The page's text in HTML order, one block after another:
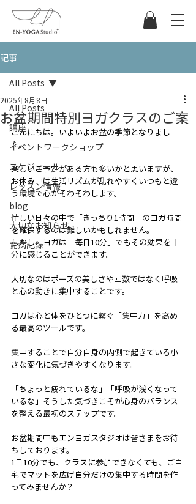
記事
All Posts
講座
イベントワークショップ
スケジュール
レッスン情報
blog
大切なお知らせ
闘病記録
All Posts
お盆期間特別ヨガクラスのご案
2025年8月8日
こんにちは。いよいよお盆の季節となりまし
た。
楽しいご予定がある方も多いかと思いますが、
お休み中は生活リズムが乱れやすくいつもと違
う環境で心がそわそわします。
忙しい日々の中で「きっちり1時間」のヨガ時間
を確保するのは難しいかもしれません。
しかし、ヨガは「毎日10分」でもその効果を十
分に感じることができます。
大切なのはポーズの美しさや回数ではなく呼吸
と心の動きに集中することです。
ヨガは心と体をひとつに繋ぐ「集中力」を高め
る最高のツールです。
集中することで自分自身の内側で起きている小
さな変化に気づきやすくなります。
「ちょっと疲れているな」「呼吸が浅くなって
いるな」そうした気づきこそが心身のバランス
を整える最初のステップです。
お盆期間中もエンヨガスタジオは皆さまをお待
ちしております。
1日10分でも、クラスに参加できなくても、ご自
宅でマットを広げ自分だけの集中する時間を作
ってみませんか？